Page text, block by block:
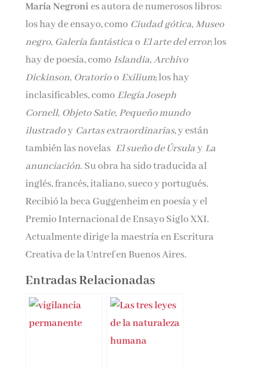
María Negronies autora de numerosos libros:
los hay de ensayo, como Ciudad gótica,Museo
negro, Galería fantásticao El arte del error; los
hay de poesía, como Islandia,Archivo
Dickinson, Oratorioo Exilium; los hay
inclasificables, como Elegía Joseph
Cornell, Objeto Satie, Pequeño mundo
ilustradoy Cartas extraordinarias, y están
también las novelas El sueño de Úrsulay La
anunciación. Su obra ha sido traducida al
inglés, francés, italiano, sueco y portugués.
Recibió la beca Guggenheim en poesía y el
Premio Internacional de Ensayo Siglo XXI.
Actualmente dirige la maestría en Escritura
Creativa de la Untref en Buenos Aires.
Entradas Relacionadas